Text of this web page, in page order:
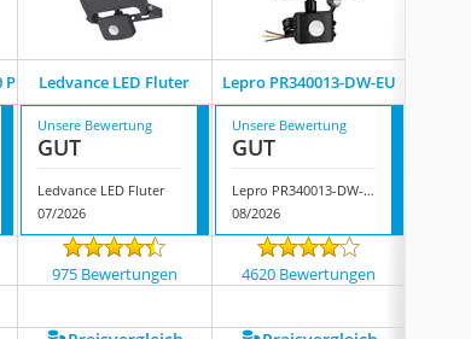
P Ledvance LED Fluter Lepro PR340013-DW-EU
Unsere Bewertung
GUT
Ledvance LED Fluter
07/2026
Unsere Bewertung
GUT
Lepro PR340013-DW-EU
08/2026
975 Bewertungen 4620 Bewertungen